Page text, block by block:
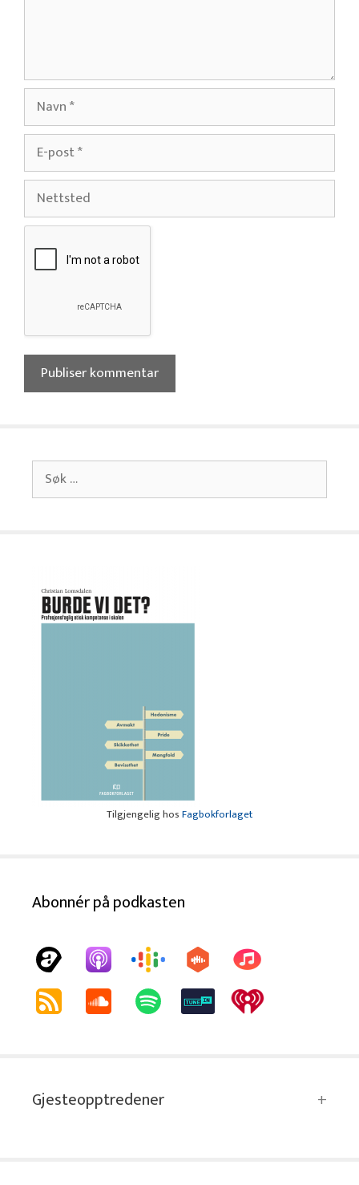
Navn
post
Nettsted
Søk
etter:
Tilgjengelig hosFagbokforlaget
Abonnér på podkasten
Gjesteopptredener